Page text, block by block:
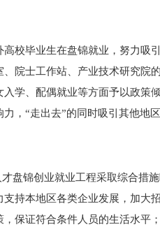
毕业生在盘锦就业，努力吸引
、院士工作站、产业技术研究院
入学、配偶就业等方面予以政策
力，“走出去”的同时吸引其他地
锦创业就业工程采取综合措施
支持本地区各类企业发展，加大
，保证符合条件人员的生活水平